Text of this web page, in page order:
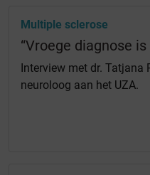
Multiple sclerose
“Vroege diagnose
Interview met dr. Tatjana
neuroloog aan het UZA.